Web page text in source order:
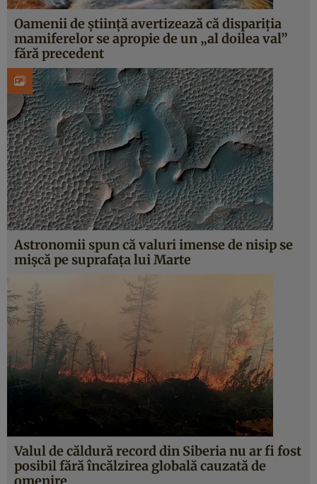
Oamenii de știință avertizează că dispariția
mamiferelor se apropie de un „al doilea val”
fără precedent
Astronomii spun că valuri imense de nisip se
mișcă pe suprafața lui Marte
Valul de căldură record din Siberia nu ar fi fost
posibil fără încălzirea globală cauzată de